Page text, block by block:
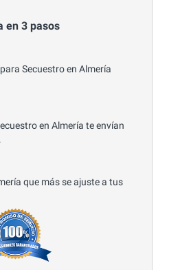
en 3 pasos
Secuestro en Almería
en Almería te envían
que más se ajuste a tus